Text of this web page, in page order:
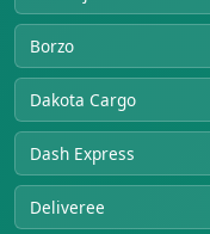
Borzo
Dakota Cargo
Dash Express
Deliveree